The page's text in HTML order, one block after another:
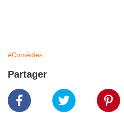
#Comédies
Partager